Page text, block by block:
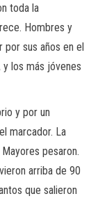
toda la
Hombres y
por sus años en el
los más jóvenes
y por un
marcador. La
pesaron.
arriba de 90
que salieron